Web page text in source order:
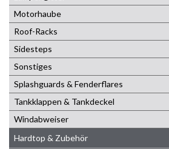
Motorhaube
Roof-Racks
Sidesteps
Sonstiges
Splashguards & Fenderflares
Tankklappen & Tankdeckel
Windabweiser
Hardtop & Zubehör